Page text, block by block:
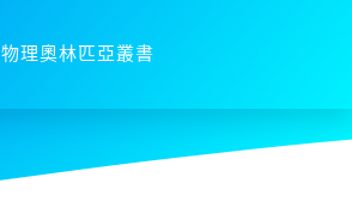
物理奧林匹亞叢書